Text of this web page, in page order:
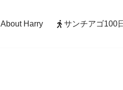
About Harry サンチアゴ100